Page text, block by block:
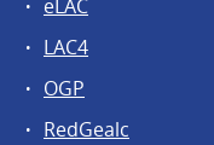
eLAC
LAC4
OGP
RedGealc